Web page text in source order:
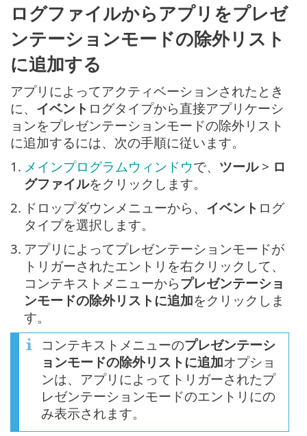
ログファイルからアプリをプレゼ
ンテーションモードの除外リスト
に追加する
アプリによってアクティベーションされたとき
に、 イベント ログタイプから直接アプリケーシ
ョンをプレゼンテーションモードの除外リスト
に追加するには、次の手順に従います。
1. メインプログラムウィンドウで、 ツール> ロ
グファイルをクリックします。
2. ドロップダウンメニューから、 イベント ログ
タイプを選択します。
3. アプリによってプレゼンテーションモードが
トリガーされたエントリを右クリックして、
コンテキストメニューからプレゼンテーショ
ンモードの除外リストに追加をクリックしま
す。
コンテキストメニューのプレゼンテーシ
ョンモードの除外リストに追加オプショ
ンは、アプリによってトリガーされたプ
レゼンテーションモードのエントリにの
み表示されます。